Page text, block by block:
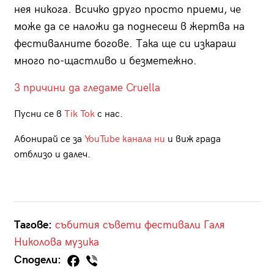
нея никога. Всичко друго просто приеми, че
може да се наложи да поднесеш в жертва на
фестивалните богове. Така ще си изкараш
много по-щастливо и безметежно.
3 причини да гледаме Cruella
Пусни се в Tik Tokс нас.
Абонирай се за YouTube канала ни и виж града
отблизо и далеч.
Тагове: събития съвети фестивали Галя
Николова музика
Сподели: